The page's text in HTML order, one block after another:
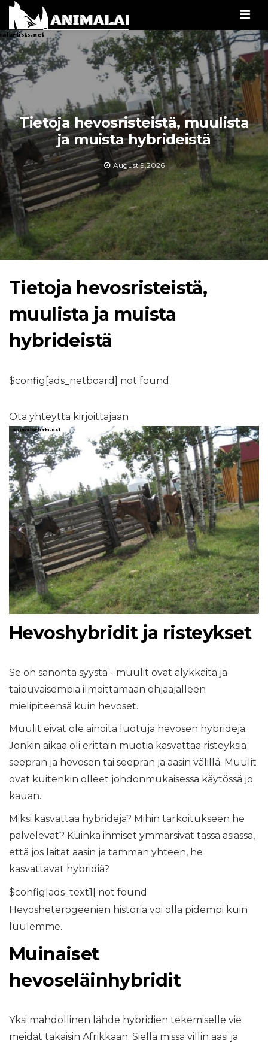
Tietoja hevosristeistä, muulista
ja muista hybrideistä
August 9,2026
Tietoja hevosristeistä,
muulista ja muista
hybrideistä
$config[ads_netboard] not found
Ota yhteyttä kirjoittajaan
Hevoshybridit ja risteykset
Se on sanonta syystä - muulit ovat älykkäitä ja
taipuvaisempia ilmoittamaan ohjaajalleen
mielipiteensä kuin hevoset.
Muulit eivät ole ainoita luotuja hevosen hybridejä.
Jonkin aikaa oli erittäin muotia kasvattaa risteyksiä
seepran ja hevosen tai seepran ja aasin välillä. Muulit
ovat kuitenkin olleet johdonmukaisessa käytössä jo
kauan.
Miksi kasvattaa hybridejä? Mihin tarkoitukseen he
palvelevat? Kuinka ihmiset ymmärsivät tässä asiassa,
että jos laitat aasin ja tamman yhteen, he
kasvattavat hybridiä?
$config[ads_text1] not found
Hevosheterogeenien historia voi olla pidempi kuin
luulemme.
Muinaiset
hevoseläinhybridit
Yksi mahdollinen lähde hybridien tekemiselle vie
meidät takaisin Afrikkaan. Siellä missä villin aasi ja